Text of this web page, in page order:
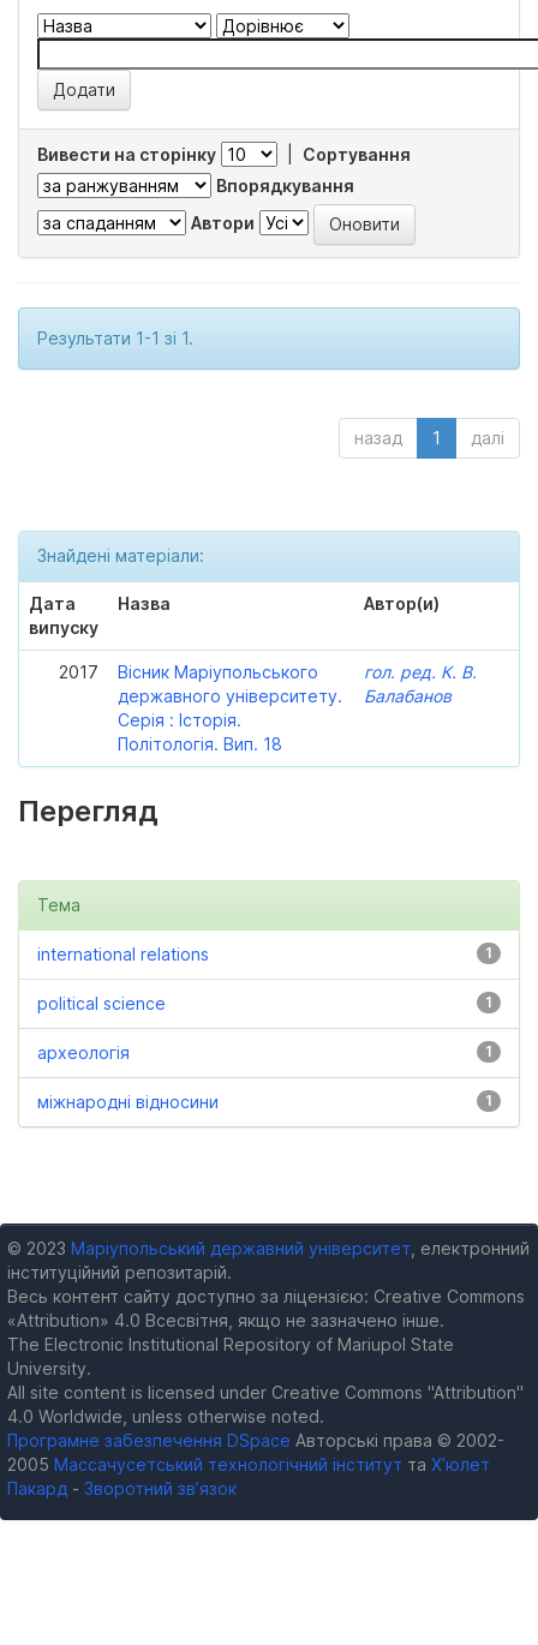
Вивести на сторінку
Сортування
Впорядкування
Автори
Результати 1-1 зі 1.
назад 1 далі
Знайдені матеріали:
Дата
випуску
Назва Автор(и)
2017
Вісник Маріупольського
державного університету.
Серія : Історія.
Політологія. Вип. 18
гол. ред. К. В.
Балабанов
Перегляд
Тема
1
international relations
1
political science
1
археологія
1
міжнародні відносини
© 2023 Маріупольський державний університет , електронний
інституційний репозитарій.
Весь контент сайту доступно за ліцензією: Creative Commons
«Attribution» 4.0 Всесвітня, якщо не зазначено інше.
The Electronic Institutional Repository of Mariupol State
University.
All site content is licensed under Creative Commons "Attribution"
4.0 Worldwide, unless otherwise noted.
Програмне забезпечення DSpace Авторські права © 2002-
2005 Массачусетський технологічний інститут та Х’юлет
Пакард - Зворотний зв’язок